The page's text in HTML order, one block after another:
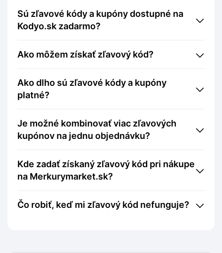
Sú zľavové kódy a kupóny dostupné na
Kodyo.sk zadarmo?
Ako môžem získať zľavový kód?
Ako dlho sú zľavové kódy a kupóny
platné?
Je možné kombinovať viac zľavových
kupónov na jednu objednávku?
Kde zadať získaný zľavový kód pri nákupe
na Merkurymarket.sk?
Čo robiť, keď mi zľavový kód nefunguje?